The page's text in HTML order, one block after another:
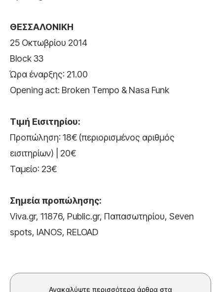
ΘΕΣΣΑΛΟΝΙΚΗ
25 Οκτωβρίου 2014
Βlock 33
Ώρα έναρξης: 21.00
Opening act: Βroken Tempo & Nasa Funk
Τιμή Εισιτηρίου:
Προπώληση: 18€ (περιορισμένος αριθμός
εισιτηρίων) | 20€
Ταμείο: 23€
Σημεία προπώλησης:
Viva.gr, 11876, Public.gr, Παπασωτηρίου, Seven
spots, IANOS, RELOAD
Ανακαλύψτε περισσότερα άρθρα στα